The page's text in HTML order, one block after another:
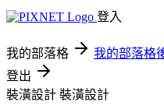
登入
我的部落格 我的部落格
登出
裝潢設計 裝潢設計